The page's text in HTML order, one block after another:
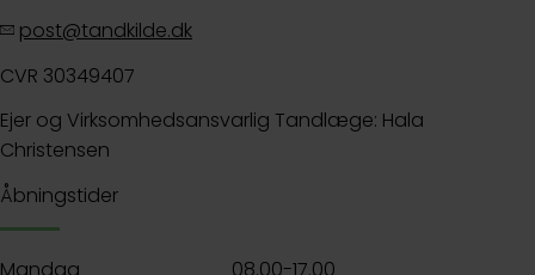
post@tandkilde.dk
CVR 30349407
Ejer og Virksomhedsansvarlig Tandlæge: Hala
Christensen
Åbningstider